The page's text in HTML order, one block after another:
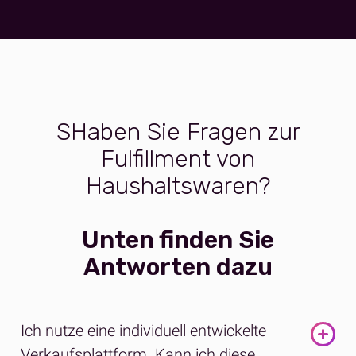
SHaben Sie Fragen zur
Fulfillment von
Haushaltswaren?
Unten finden Sie
Antworten dazu
Ich nutze eine individuell entwickelte